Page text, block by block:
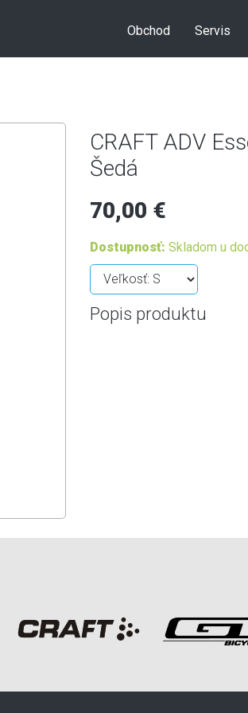
Obchod Servis
CRAFT ADV
Šedá
70,00 €
Dostupnosť: Skladom u
Popis produktu